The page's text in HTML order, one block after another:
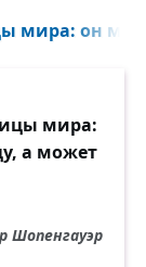
мира: он
мира:
а может
Шопенгауэр